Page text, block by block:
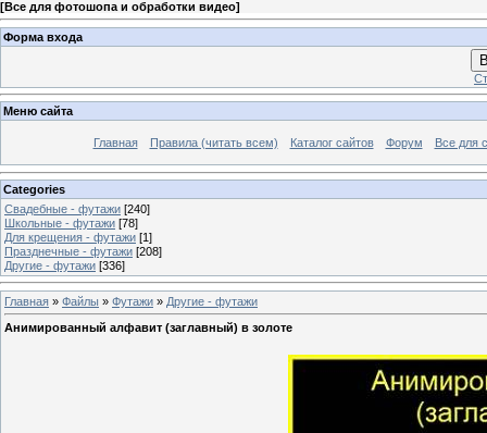
[Все для фотошопа и обработки видео]
Форма входа
Меню сайта
Главная Правила (читать всем) Каталог сайтов Форум Все для
Categories
Свадебные - футажи [240]
Школьные - футажи [78]
Для крещения - футажи [1]
Празднечные - футажи [208]
Другие - футажи [336]
Главная » Файлы » Футажи » Другие - футажи
Анимированный алфавит (заглавный) в золоте